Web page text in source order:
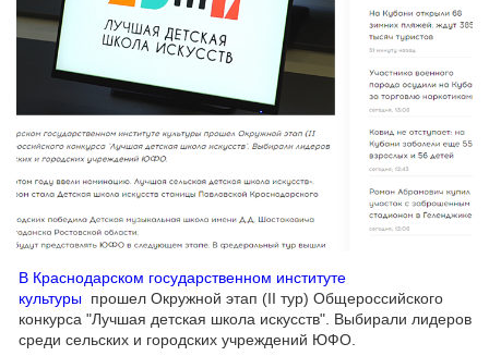
В Краснодарском государственном институте
культуры прошел Окружной этап (II тур) Общероссийского
конкурса "Лучшая детская школа искусств". Выбирали лидеров
среди сельских и городских учреждений ЮФО.